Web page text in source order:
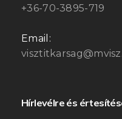
+36-70-3895-719
Email:
Hírlevélre és